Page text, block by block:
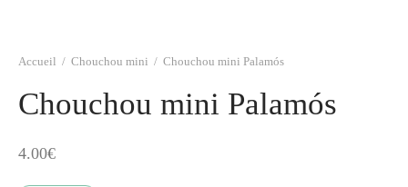
Accueil / Chouchou mini / Chouchou mini Palamós
Chouchou mini Palamós
4.00€